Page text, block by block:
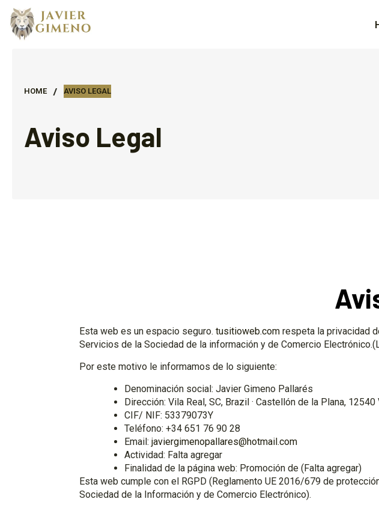
HOME / AVISO LEGAL
Aviso Legal
Esta web es un espacio seguro. tusitioweb.com respeta la privacidad
Servicios de la Sociedad de la información y de Comercio
Por este motivo le informamos de lo siguiente:
Denominación social: Javier Gimeno Pallarés
Dirección: Vila Real, SC, Brazil · Castellón de la Plana, 12540
CIF/ NIF: 53379073Y
Teléfono: +34 651 76 90 28
Email: javiergimenopallares@hotmail.com
Actividad: Falta agregar
Finalidad de la página web: Promoción de (Falta agregar)
Esta web cumple con el RGPD (Reglamento UE 2016/679 de
Sociedad de la Información y de Comercio Electrónico).